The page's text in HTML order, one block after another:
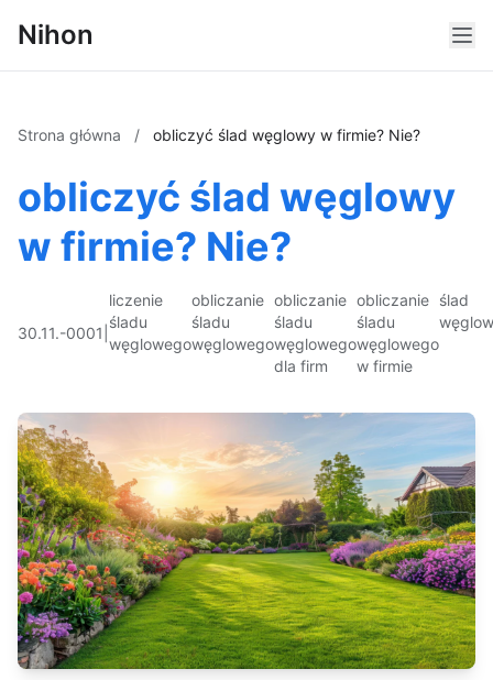
Nihon
Strona główna / obliczyć ślad węglowy w firmie? Nie?
obliczyć ślad węglowy
w firmie? Nie?
30.11.-0001
liczenie
śladu
węglowego
obliczanie
śladu
węglowego
obliczanie
śladu
węglowego
dla firm
obliczanie
śladu
węglowego
w firmie
ślad